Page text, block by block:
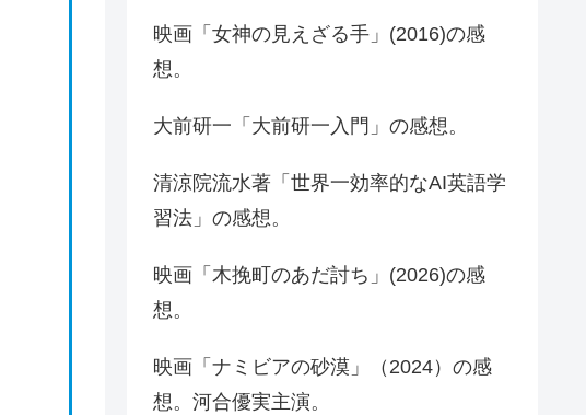
映画「女神の見えざる手」(2016)の感
想。
大前研一「大前研一入門」の感想。
清涼院流水著「世界一効率的なAI英語学
習法」の感想。
映画「木挽町のあだ討ち」(2026)の感
想。
映画「ナミビアの砂漠」（2024）の感
想。河合優実主演。